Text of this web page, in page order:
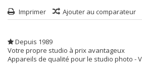
Imprimer Ajouter au comparateur
Depuis 1989
Votre propre studio à prix avantageux
Appareils de qualité pour le studio photo -